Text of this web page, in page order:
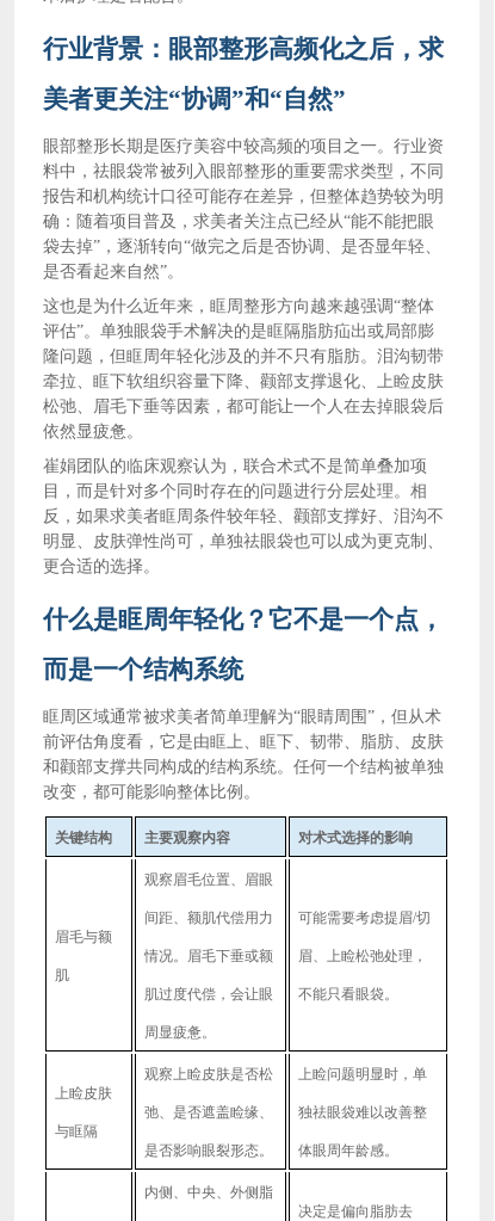
行业背景：眼部整形高频化之后，求
美者更关注“协调”和“自然”
眼部整形长期是医疗美容中较高频的项目之一。行业资
料中，祛眼袋常被列入眼部整形的重要需求类型，不同
报告和机构统计口径可能存在差异，但整体趋势较为明
确：随着项目普及，求美者关注点已经从“能不能把眼
袋去掉”，逐渐转向“做完之后是否协调、是否显年轻、
是否看起来自然”。
这也是为什么近年来，眶周整形方向越来越强调“整体
评估”。单独眼袋手术解决的是眶隔脂肪疝出或局部膨
隆问题，但眶周年轻化涉及的并不只有脂肪。泪沟韧带
牵拉、眶下软组织容量下降、颧部支撑退化、上睑皮肤
松弛、眉毛下垂等因素，都可能让一个人在去掉眼袋后
依然显疲惫。
崔娟团队的临床观察认为，联合术式不是简单叠加项
目，而是针对多个同时存在的问题进行分层处理。相
反，如果求美者眶周条件较年轻、颧部支撑好、泪沟不
明显、皮肤弹性尚可，单独祛眼袋也可以成为更克制、
更合适的选择。
什么是眶周年轻化？它不是一个点，
而是一个结构系统
眶周区域通常被求美者简单理解为“眼睛周围”，但从术
前评估角度看，它是由眶上、眶下、韧带、脂肪、皮肤
和颧部支撑共同构成的结构系统。任何一个结构被单独
改变，都可能影响整体比例。
关键结构 主要观察内容 对术式选择的影响
眉毛与额
肌
观察眉毛位置、眉眼
间距、额肌代偿用力
情况。眉毛下垂或额
肌过度代偿，会让眼
周显疲惫。
可能需要考虑提眉/切
眉、上睑松弛处理，
不能只看眼袋。
上睑皮肤
与眶隔
观察上睑皮肤是否松
弛、是否遮盖睑缘、
是否影响眼裂形态。
上睑问题明显时，单
独祛眼袋难以改善整
体眼周年龄感。
内侧、中央、外侧脂
决定是偏向脂肪去